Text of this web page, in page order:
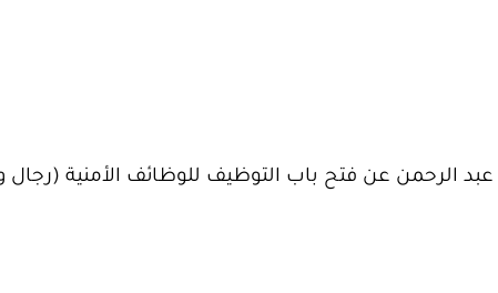
عبد الرحمن عن فتح باب التوظيف للوظائف الأمنية